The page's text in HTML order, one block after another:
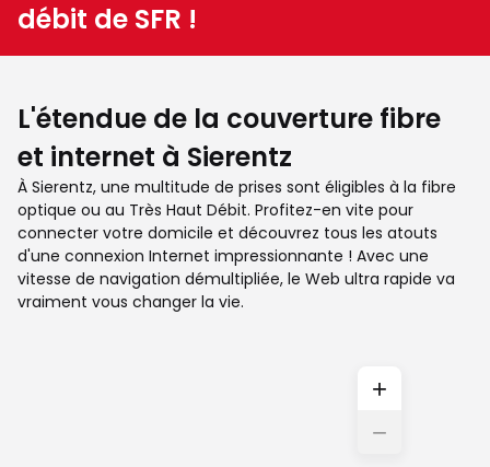
débit de SFR !
L'étendue de la couverture fibre
et internet à Sierentz
À Sierentz, une multitude de prises sont éligibles à la fibre
optique ou au Très Haut Débit. Profitez-en vite pour
connecter votre domicile et découvrez tous les atouts
d'une connexion Internet impressionnante ! Avec une
vitesse de navigation démultipliée, le Web ultra rapide va
vraiment vous changer la vie.
+
−